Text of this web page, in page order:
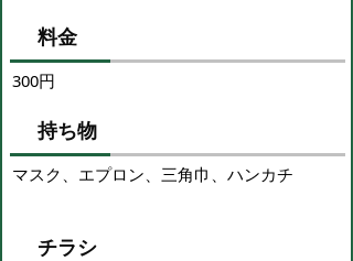
料金
300円
持ち物
マスク、エプロン、三角巾、ハンカチ
チラシ